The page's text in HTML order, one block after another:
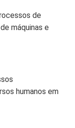
de
máquinas e
humanos em